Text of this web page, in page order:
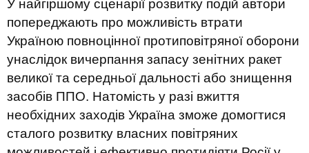
У найгіршому сценарії розвитку подій автори
попереджають про можливість втрати
Україною повноцінної протиповітряної оборони
унаслідок вичерпання запасу зенітних ракет
великої та середньої дальності або знищення
засобів ППО. Натомість у разі вжиття
необхідних заходів Україна зможе домогтися
сталого розвитку власних повітряних